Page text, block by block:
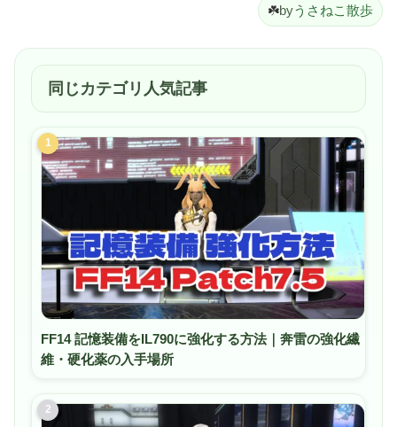
☘️byうさねこ散歩
同じカテゴリ人気記事
1
FF14 記憶装備をIL790に強化する方法｜奔雷の強化繊
維・硬化薬の入手場所
2